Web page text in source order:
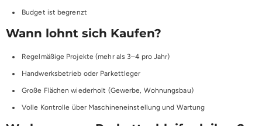
Budget ist begrenzt
Wann lohnt sich Kaufen?
Regelmäßige Projekte (mehr als 3–4 pro Jahr)
Handwerksbetrieb oder Parkettleger
Große Flächen wiederholt (Gewerbe, Wohnungsbau)
Volle Kontrolle über Maschineneinstellung und Wartung